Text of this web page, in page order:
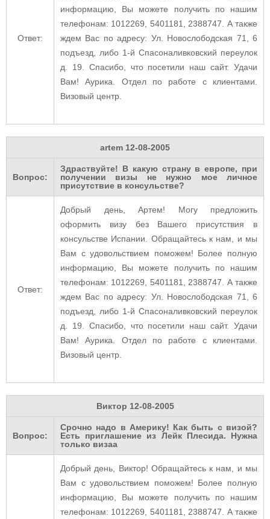
Ответ:
информацию, Вы можете получить по нашим
телефонам: 1012269, 5401181, 2388747. А также
ждем Вас по адресу: Ул. Новослободская 71, 6
подъезд, либо 1-й Спасоналивковский переулок
д. 19. Спасибо, что посетили наш сайт. Удачи
Вам! Аурика. Отдел по работе с клиентами.
Визовый центр.
artem 12-08-2005
Вопрос:
Здраствуйте! В какую страну в европе, при
получении визы не нужно мое личное
присутствие в консульстве?
Ответ:
Добрый день, Артем! Могу предложить
оформить визу без Вашего присутствия в
консульстве Испании. Обращайтесь к нам, и мы
Вам с удовольствием поможем! Более полную
информацию, Вы можете получить по нашим
телефонам: 1012269, 5401181, 2388747. А также
ждем Вас по адресу: Ул. Новослободская 71, 6
подъезд, либо 1-й Спасоналивковский переулок
д. 19. Спасибо, что посетили наш сайт. Удачи
Вам! Аурика. Отдел по работе с клиентами.
Визовый центр.
Виктор 12-08-2005
Вопрос:
Срочно надо в Америку! Как быть с визой?
Есть приглашение из Лейк Плесида. Нужна
только визаа
Добрый день, Виктор! Обращайтесь к нам, и мы
Вам с удовольствием поможем! Более полную
информацию, Вы можете получить по нашим
телефонам: 1012269, 5401181, 2388747. А также